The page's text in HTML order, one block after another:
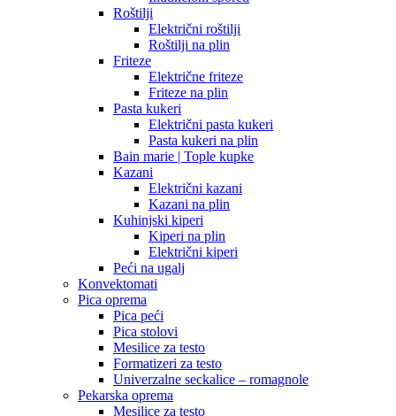
Roštilji
Električni roštilji
Roštilji na plin
Friteze
Električne friteze
Friteze na plin
Pasta kukeri
Električni pasta kukeri
Pasta kukeri na plin
Bain marie | Tople kupke
Kazani
Električni kazani
Kazani na plin
Kuhinjski kiperi
Kiperi na plin
Električni kiperi
Peći na ugalj
Konvektomati
Pica oprema
Pica peći
Pica stolovi
Mesilice za testo
Formatizeri za testo
Univerzalne seckalice – romagnole
Pekarska oprema
Mesilice za testo